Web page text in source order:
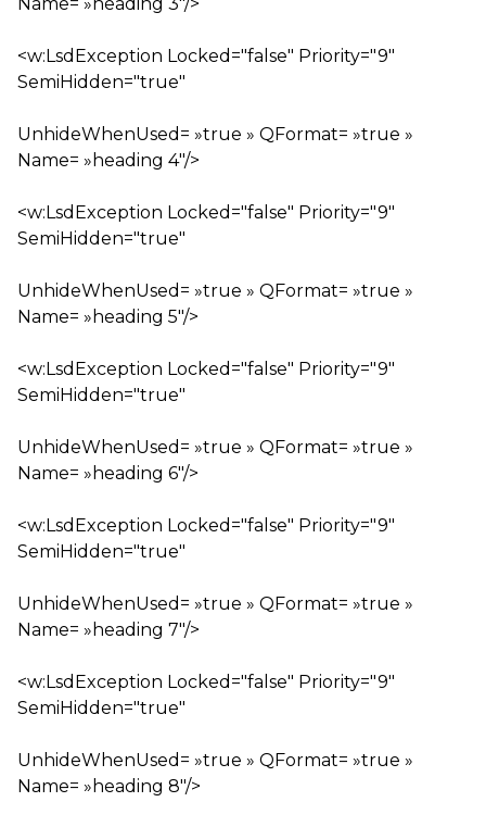
<w:LsdException Locked="false" Priority="9"
SemiHidden="true"
UnhideWhenUsed= »true » QFormat= »true »
Name= »heading 4″/>
<w:LsdException Locked="false" Priority="9"
SemiHidden="true"
UnhideWhenUsed= »true » QFormat= »true »
Name= »heading 5″/>
<w:LsdException Locked="false" Priority="9"
SemiHidden="true"
UnhideWhenUsed= »true » QFormat= »true »
Name= »heading 6″/>
<w:LsdException Locked="false" Priority="9"
SemiHidden="true"
UnhideWhenUsed= »true » QFormat= »true »
Name= »heading 7″/>
<w:LsdException Locked="false" Priority="9"
SemiHidden="true"
UnhideWhenUsed= »true » QFormat= »true »
Name= »heading 8″/>